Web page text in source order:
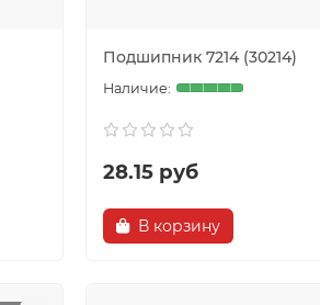
Подшипник 7214 (30214)
28.15 руб
В корзину